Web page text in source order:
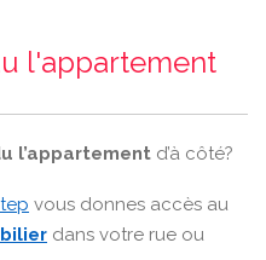
l'appartement
l’appartement d’à côté?
vous donnes accès au
dans votre rue ou